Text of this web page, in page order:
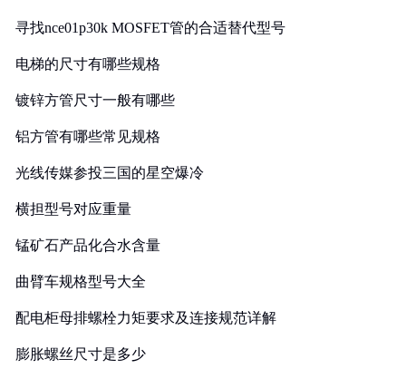
寻找nce01p30k MOSFET管的合适替代型号
电梯的尺寸有哪些规格
镀锌方管尺寸一般有哪些
铝方管有哪些常见规格
光线传媒参投三国的星空爆冷
横担型号对应重量
锰矿石产品化合水含量
曲臂车规格型号大全
配电柜母排螺栓力矩要求及连接规范详解
膨胀螺丝尺寸是多少